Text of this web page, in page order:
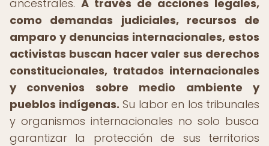
ancestrales. A través de acciones legales,
como demandas judiciales, recursos de
amparo y denuncias internacionales, estos
activistas buscan hacer valer sus derechos
constitucionales, tratados internacionales
y convenios sobre medio ambiente y
pueblos indígenas. Su labor en los tribunales
y organismos internacionales no solo busca
garantizar la protección de sus territorios